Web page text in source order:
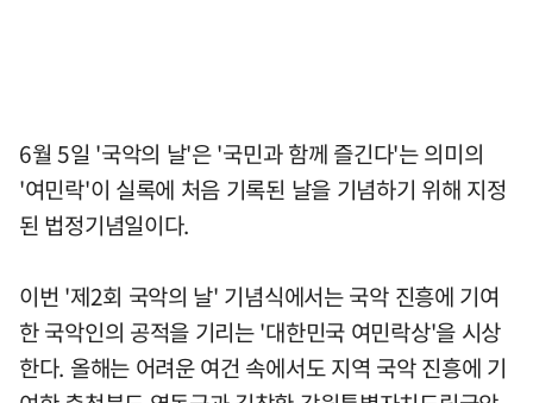
6월 5일 '국악의 날'은 '국민과 함께 즐긴다'는 의미의
'여민락'이 실록에 처음 기록된 날을 기념하기 위해 지정
된 법정기념일이다.
이번 '제2회 국악의 날' 기념식에서는 국악 진흥에 기여
한 국악인의 공적을 기리는 '대한민국 여민락상'을 시상
한다. 올해는 어려운 여건 속에서도 지역 국악 진흥에 기